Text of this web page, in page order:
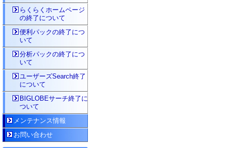
らくらくホームページ
の終了について
便利パックの終了につ
いて
分析パックの終了につ
いて
ユーザーズSearch終了
について
BIGLOBEサーチ終了に
ついて
メンテナンス情報
お問い合わせ